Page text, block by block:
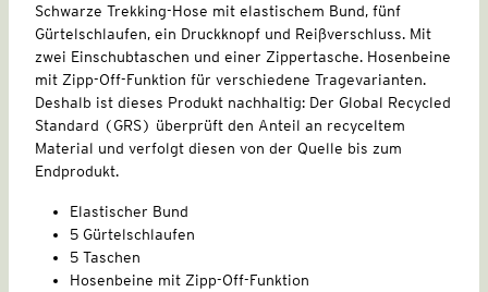
Schwarze Trekking-Hose mit elastischem Bund, fünf
Gürtelschlaufen, ein Druckknopf und Reißverschluss. Mit
zwei Einschubtaschen und einer Zippertasche. Hosenbeine
mit Zipp-Off-Funktion für verschiedene Tragevarianten.
Deshalb ist dieses Produkt nachhaltig: Der Global Recycled
Standard (GRS) überprüft den Anteil an recyceltem
Material und verfolgt diesen von der Quelle bis zum
Endprodukt.
Elastischer Bund
5 Gürtelschlaufen
5 Taschen
Hosenbeine mit Zipp-Off-Funktion